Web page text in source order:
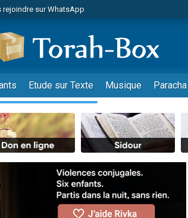
rejoindre sur WhatsApp
un don pour 5 jours de vacances aux Orphelins
un don pour Diane, 80 ans, dans un appartement
rejoindre sur WhatsApp
une bénédiction
faire un don pour Sauvez la jambe de Yohan
en groupe sur Zoom
Torah-Box Music
rejoindre sur WhatsApp
rejoindre sur WhatsApp
Torah-Box Music
Etude sur Texte Musique Paracha